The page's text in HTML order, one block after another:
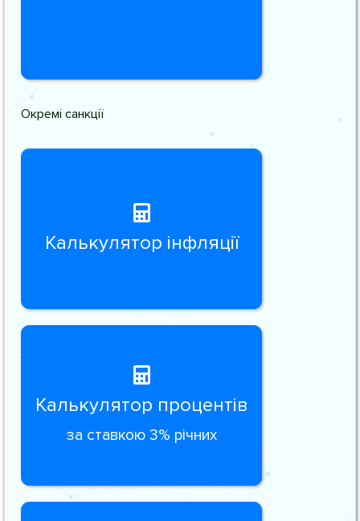
Окремі санкції
Калькулятор інфляції
Калькулятор процентів
за ставкою 3% річних